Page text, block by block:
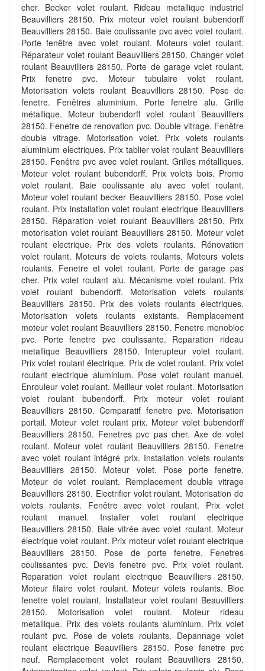
cher. Becker volet roulant. Rideau metallique industriel
Beauvilliers 28150. Prix moteur volet roulant bubendorff
Beauvilliers 28150. Baie coulissante pvc avec volet roulant.
Porte fenêtre avec volet roulant. Moteurs volet roulant.
Réparateur volet roulant Beauvilliers 28150. Changer volet
roulant Beauvilliers 28150. Porte de garage volet roulant.
Prix fenetre pvc. Moteur tubulaire volet roulant.
Motorisation volets roulant Beauvilliers 28150. Pose de
fenetre. Fenêtres aluminium. Porte fenetre alu. Grille
métallique. Moteur bubendorff volet roulant Beauvilliers
28150. Fenetre de renovation pvc. Double vitrage. Fenêtre
double vitrage. Motorisation volet. Prix volets roulants
aluminium electriques. Prix tablier volet roulant Beauvilliers
28150. Fenêtre pvc avec volet roulant. Grilles métalliques.
Moteur volet roulant bubendorff. Prix volets bois. Promo
volet roulant. Baie coulissante alu avec volet roulant.
Moteur volet roulant becker Beauvilliers 28150. Pose volet
roulant. Prix installation volet roulant electrique Beauvilliers
28150. Réparation volet roulant Beauvilliers 28150. Prix
motorisation volet roulant Beauvilliers 28150. Moteur volet
roulant electrique. Prix des volets roulants. Rénovation
volet roulant. Moteurs de volets roulants. Moteurs volets
roulants. Fenetre et volet roulant. Porte de garage pas
cher. Prix volet roulant alu. Mécanisme volet roulant. Prix
volet roulant bubendorff. Motorisation volets roulants
Beauvilliers 28150. Prix des volets roulants électriques.
Motorisation volets roulants existants. Remplacement
moteur volet roulant Beauvilliers 28150. Fenetre monobloc
pvc. Porte fenetre pvc coulissante. Reparation rideau
metallique Beauvilliers 28150. Interupteur volet roulant.
Prix volet roulant électrique. Prix de volet roulant. Prix volet
roulant electrique aluminium. Pose volet roulant manuel.
Enrouleur volet roulant. Meilleur volet roulant. Motorisation
volet roulant bubendorff. Prix moteur volet roulant
Beauvilliers 28150. Comparatif fenetre pvc. Motorisation
portail. Moteur volet roulant prix. Moteur volet bubendorff
Beauvilliers 28150. Fenetres pvc pas cher. Axe de volet
roulant. Moteur volet roulant Beauvilliers 28150. Fenetre
avec volet roulant intégré prix. Installation volets roulants
Beauvilliers 28150. Moteur volet. Pose porte fenetre.
Moteur de volet roulant. Remplacement double vitrage
Beauvilliers 28150. Electrifier volet roulant. Motorisation de
volets roulants. Fenêtre avec volet roulant. Prix volet
roulant manuel. Installer volet roulant electrique
Beauvilliers 28150. Baie vitrée avec volet roulant. Moteur
électrique volet roulant. Prix moteur volet roulant electrique
Beauvilliers 28150. Pose de porte fenetre. Fenetres
coulissantes pvc. Devis fenetre pvc. Prix volet roulant.
Reparation volet roulant electrique Beauvilliers 28150.
Moteur filaire volet roulant. Moteur volets roulants. Bloc
fenetre volet roulant. Installateur volet roulant Beauvilliers
28150. Motorisation volet roulant. Moteur rideau
metallique. Prix des volets roulants aluminium. Prix volet
roulant pvc. Pose de volets roulants. Depannage volet
roulant electrique Beauvilliers 28150. Pose fenetre pvc
neuf. Remplacement volet roulant Beauvilliers 28150.